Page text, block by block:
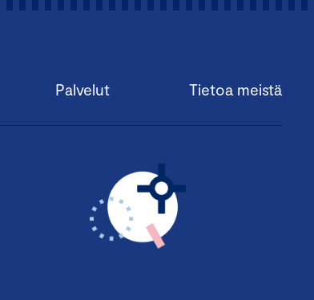
Palvelut Tietoa meistä